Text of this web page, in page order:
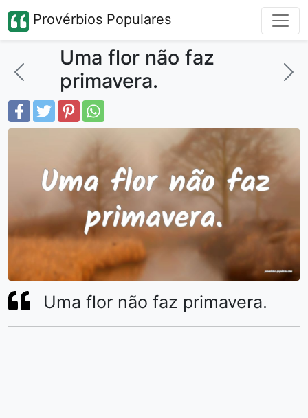
Provérbios Populares
Uma flor não faz
primavera.
Uma flor não faz primavera.